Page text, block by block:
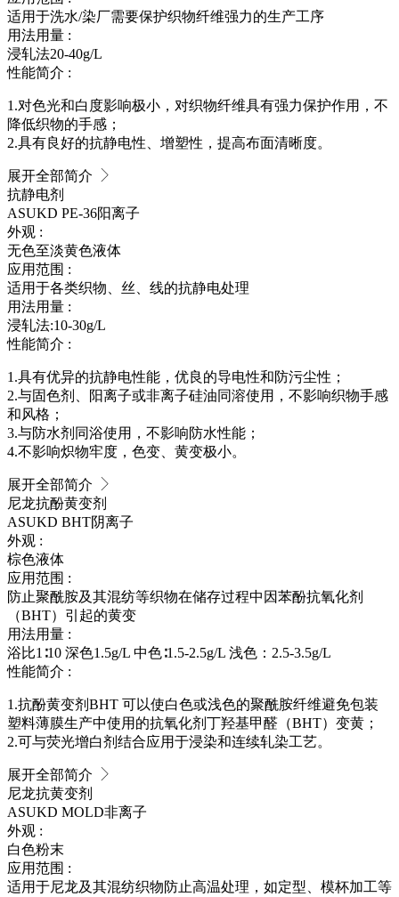
适用于洗水/染厂需要保护织物纤维强力的生产工序
用法用量 :
浸轧法20-40g/L
性能简介 :
1.对色光和白度影响极小，对织物纤维具有强力保护作用，不
降低织物的手感；
2.具有良好的抗静电性、增塑性，提高布面清晰度。
展开全部简介
抗静电剂
ASUKD PE-36阳离子
外观 :
无色至淡黄色液体
应用范围 :
适用于各类织物、丝、线的抗静电处理
用法用量 :
浸轧法:10-30g/L
性能简介 :
1.具有优异的抗静电性能，优良的导电性和防污尘性；
2.与固色剂、阳离子或非离子硅油同溶使用，不影响织物手感
和风格；
3.与防水剂同浴使用，不影响防水性能；
4.不影响炽物牢度，色变、黄变极小。
展开全部简介
尼龙抗酚黄变剂
ASUKD BHT阴离子
外观 :
棕色液体
应用范围 :
防止聚酰胺及其混纺等织物在储存过程中因苯酚抗氧化剂
（BHT）引起的黄变
用法用量 :
浴比1∶10 深色1.5g/L 中色∶1.5-2.5g/L 浅色：2.5-3.5g/L
性能简介 :
1.抗酚黄变剂BHT 可以使白色或浅色的聚酰胺纤维避免包装
塑料薄膜生产中使用的抗氧化剂丁羟基甲醛（BHT）变黄；
2.可与荧光增白剂结合应用于浸染和连续轧染工艺。
展开全部简介
尼龙抗黄变剂
ASUKD MOLD非离子
外观 :
白色粉末
应用范围 :
适用于尼龙及其混纺织物防止高温处理，如定型、模杯加工等